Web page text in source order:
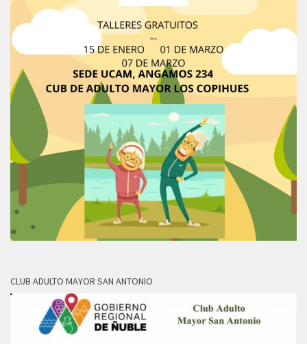
CLUB ADULTO MAYOR SAN ANTONIO